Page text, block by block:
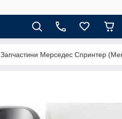
Запчастини Мерседес Спринтер